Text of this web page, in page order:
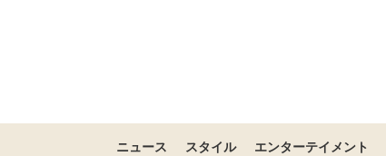
ニュース スタイル エンターテイメント